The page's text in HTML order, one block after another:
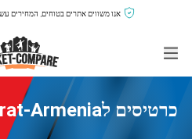
אנו משווים אתרים בטוחים, המחירים
כרטיסים לArarat-Armenia נגד Riga